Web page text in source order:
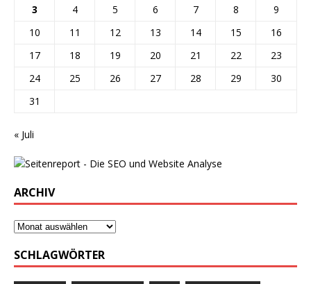
3
4 5 6 7 8
9
10
11 12 13 14 15
16
17
18 19 20 21 22
23
24
25 26 27 28 29
30
31
« Juli
ARCHIV
SCHLAGWÖRTER